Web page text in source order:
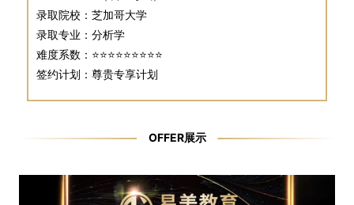
录取院校：芝加哥大学
录取专业：分析学
难度系数：⭐⭐⭐⭐⭐⭐⭐⭐⭐
签约计划：尊贵专享计划
OFFER展示